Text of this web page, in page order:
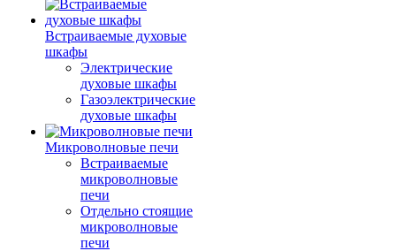
Встраиваемые духовые
шкафы
Электрические
духовые шкафы
Газоэлектрические
духовые шкафы
Микроволновые печи
Встраиваемые
микроволновые
печи
Отдельно стоящие
микроволновые
печи